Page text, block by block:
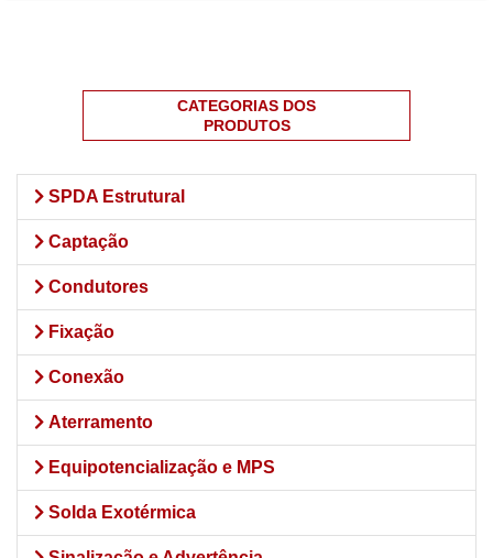
CATEGORIAS DOS
PRODUTOS
SPDA Estrutural
Captação
Condutores
Fixação
Conexão
Aterramento
Equipotencialização e MPS
Solda Exotérmica